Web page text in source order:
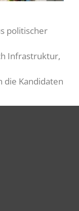
politischer
Infrastruktur,
die Kandidaten